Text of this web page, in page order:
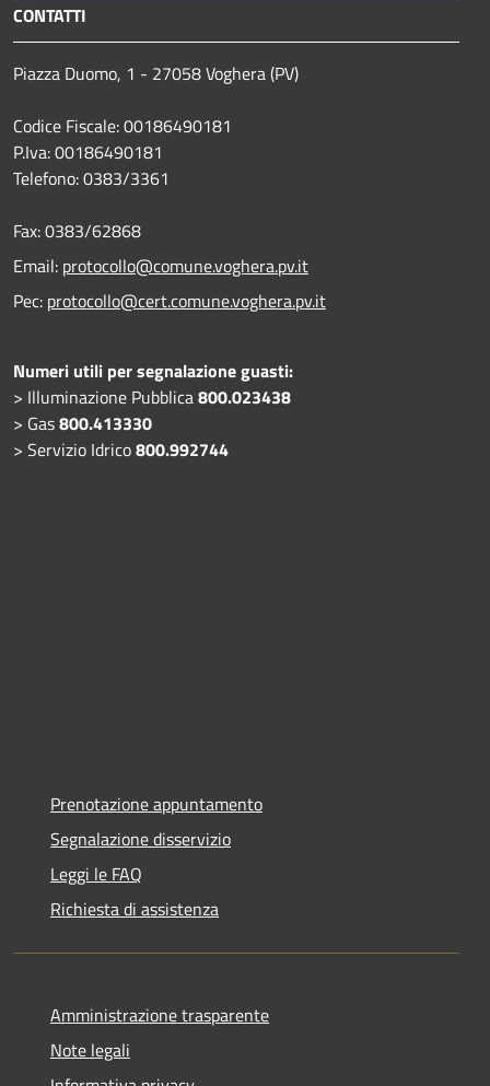
CONTATTI
Piazza Duomo, 1 - 27058 Voghera (PV)
Codice Fiscale: 00186490181
P.Iva: 00186490181
Telefono:0383/3361
Fax:0383/62868
Email: protocollo@comune.voghera.pv.it
Pec: protocollo@cert.comune.voghera.pv.it
Numeri utili per segnalazione guasti:
> Illuminazione Pubblica800.023438
> Gas800.413330
> Servizio Idrico800.992744
Prenotazione appuntamento
Segnalazione disservizio
Leggi le FAQ
Richiesta di assistenza
Amministrazione trasparente
Note legali